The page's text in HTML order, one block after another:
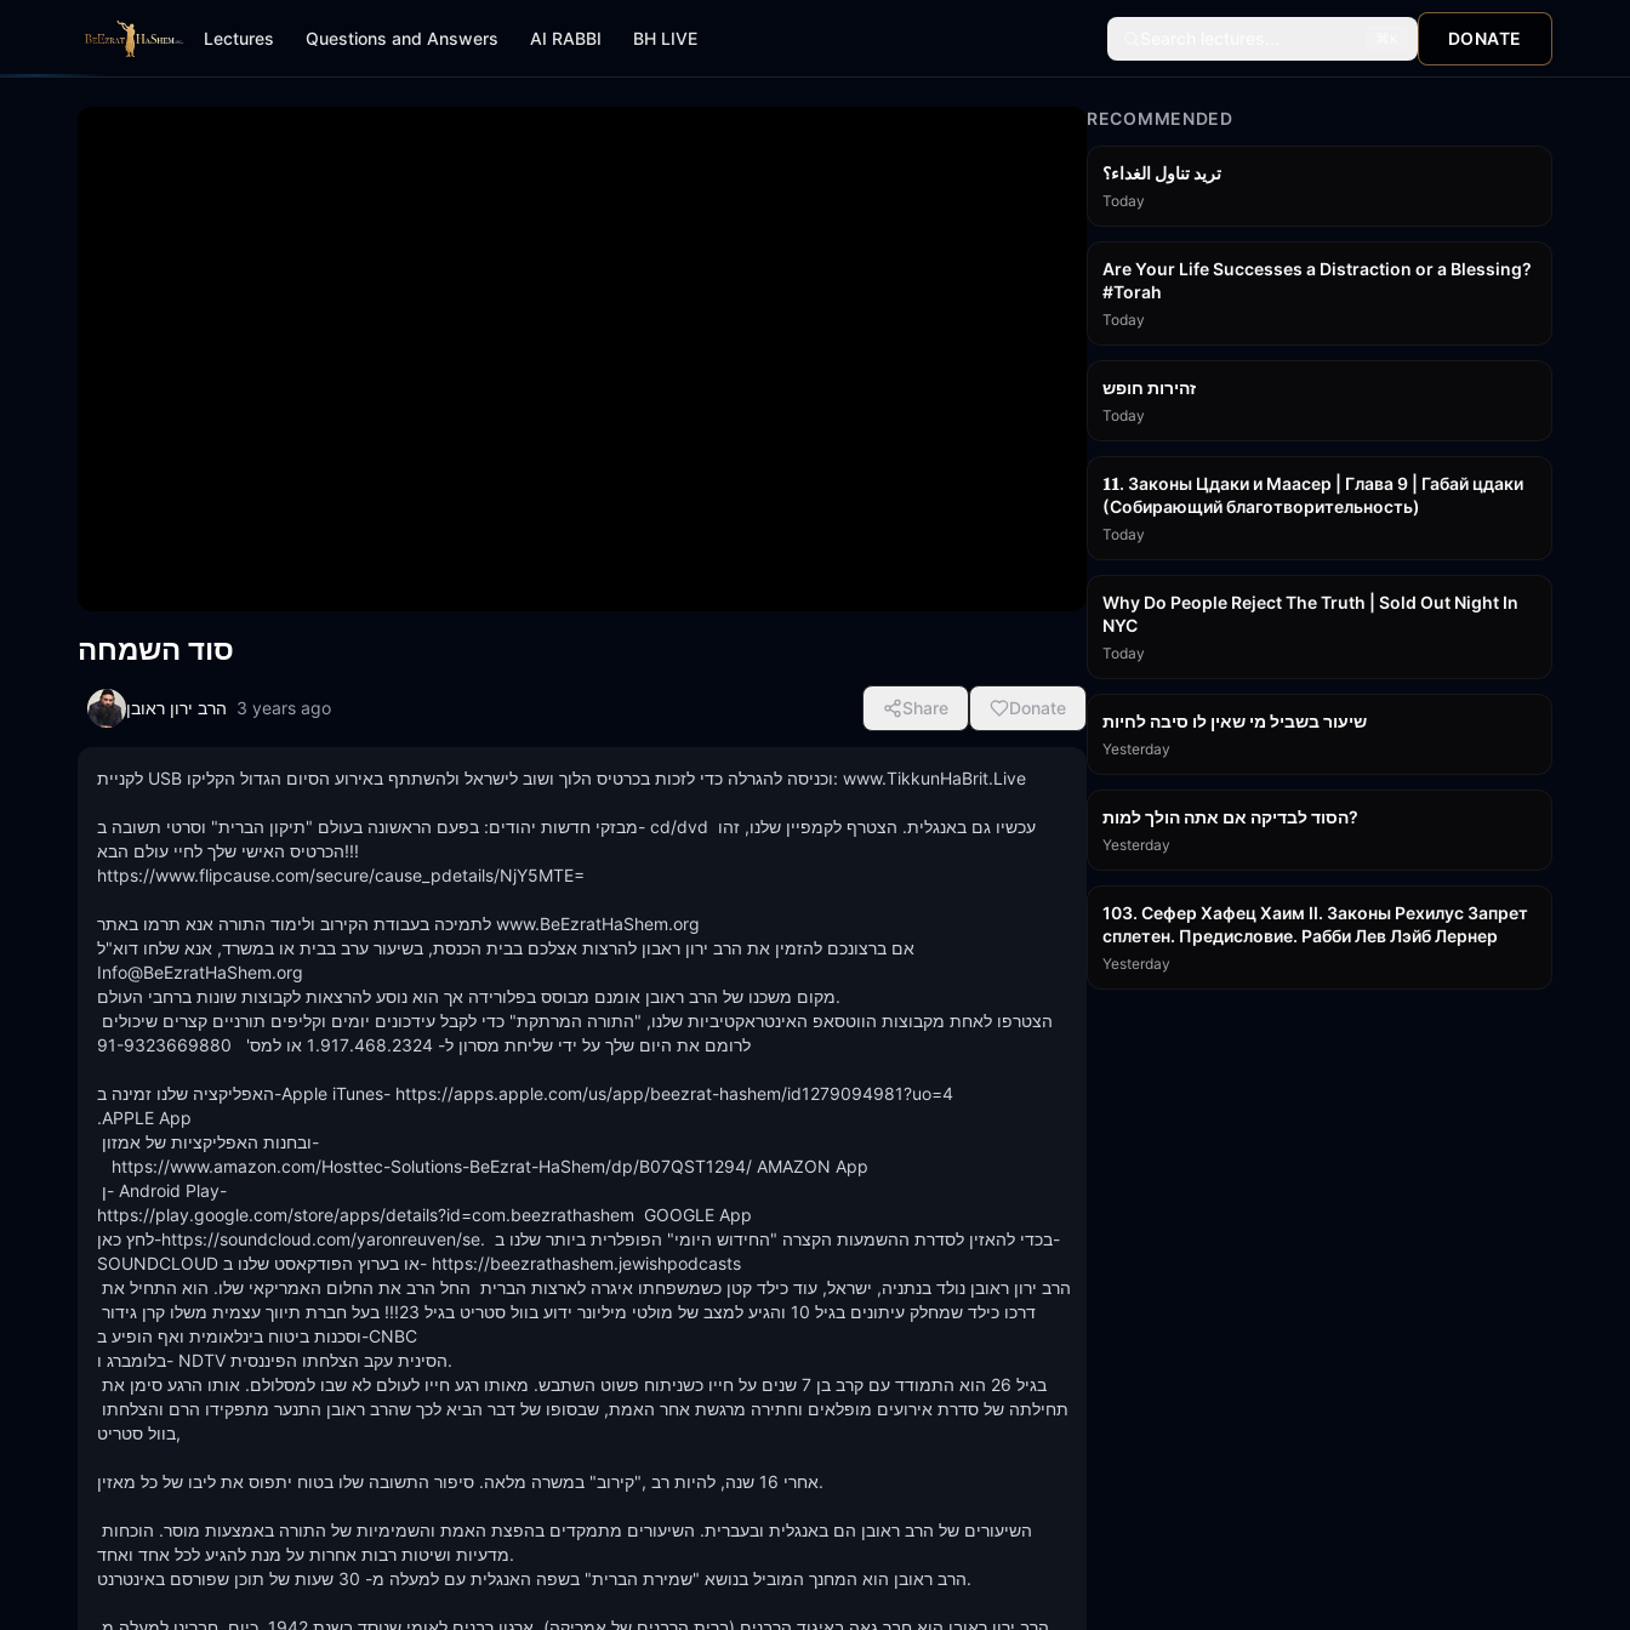
Lectures Questions and Answers AI RABBI BH LIVE DONATE
סוד השמחה
הרב ירון ראובן 3 years ago Share Donate
לקניית USB וכניסה להגרלה כדי לזכות בכרטיס הלוך ושוב לישראל ולהשתתף באירוע הסיום הגדול הקליקו: www.TikkunHaBrit.Live
מבזקי חדשות יהודים: בפעם הראשונה בעולם "תיקון הברית" וסרטי תשובה ב- cd/dvd עכשיו גם באנגלית. הצטרף לקמפיין שלנו, זהו
הכרטיס האישי שלך לחיי עולם הבא!!!
https://www.flipcause.com/secure/cause_pdetails/NjY5MTE=
לתמיכה בעבודת הקירוב ולימוד התורה אנא תרמו באתר www.BeEzratHaShem.org
אם ברצונכם להזמין את הרב ירון ראבון להרצות אצלכם בבית הכנסת, בשיעור ערב בבית או במשרד, אנא שלחו דוא"ל
Info@BeEzratHaShem.org
מקום משכנו של הרב ראובן אומנם מבוסס בפלורידה אך הוא נוסע להרצאות לקבוצות שונות ברחבי העולם.
לרומם את היום שלך על ידי שליחת מסרון ל- 1.917.468.2324 או למס'   91-9323669880
האפליקציה שלנו זמינה ב-Apple iTunes- https://apps.apple.com/us/app/beezrat-hashem/id1279094981?uo=4
.APPLE App
https://play.google.com/store/apps/details?id=com.beezrathashem  GOOGLE App
לחץ כאן-https://soundcloud.com/yaronreuven/se.  בכדי להאזין לסדרת ההשמעות הקצרה "החידוש היומי" הפופלרית ביותר שלנו ב-
SOUNDCLOUD או בערוץ הפודקאסט שלנו ב- https://beezrathashem.jewishpodcasts
וסכנות ביטוח בינלאומית ואף הופיע ב-CNBC
בלומברג ו- NDTV הסינית עקב הצלחתו הפיננסית.
בוול סטריט,
אחרי 16 שנה, להיות רב ,"קירוב" במשרה מלאה. סיפור התשובה שלו בטוח יתפוס את ליבו של כל מאזין.
מדעיות ושיטות רבות אחרות על מנת להגיע לכל אחד ואחד.
הרב ראובן הוא המחנך המוביל בנושא "שמירת הברית" בשפה האנגלית עם למעלה מ- 30 שעות של תוכן שפורסם באינטרנט.
RECOMMENDED
تريد تناول الغداء؟
Today
Are Your Life Successes a Distraction or a Blessing?
#Torah
Today
זהירות חופש
Today
𝟏𝟏. Законы Цдаки и Маасер | Глава 9 | Габай цдаки
(Собирающий благотворительность)
Today
Why Do People Reject The Truth | Sold Out Night In
NYC
Today
שיעור בשביל מי שאין לו סיבה לחיות
Yesterday
הסוד לבדיקה אם אתה הולך למות?
Yesterday
103. Сефер Хафец Хаим II. Законы Рехилус Запрет
сплетен. Предисловие. Рабби Лев Лэйб Лернер
Yesterday